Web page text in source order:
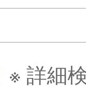
※ 詳細